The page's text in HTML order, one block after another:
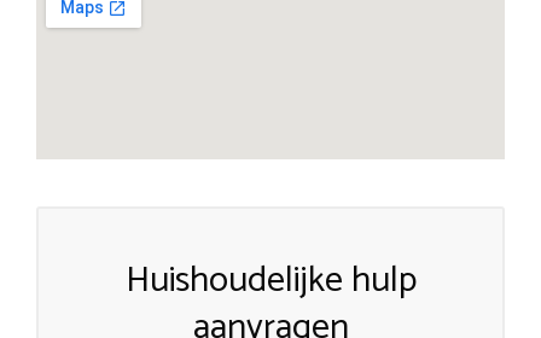
Huishoudelijke hulp